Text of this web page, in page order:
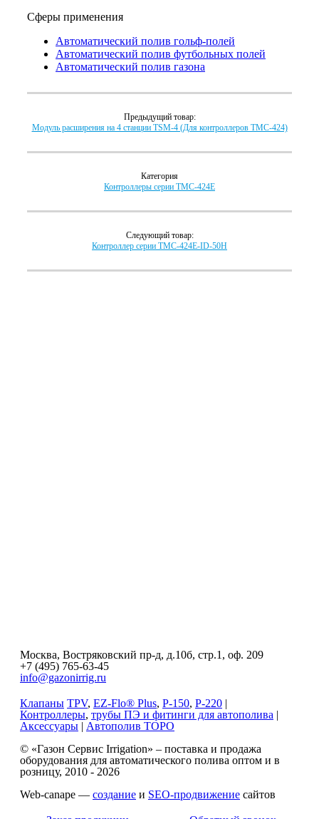
Сферы применения
Автоматический полив гольф-полей
Автоматический полив футбольных полей
Автоматический полив газона
Предыдущий товар:
Модуль расширения на 4 станции TSM-4 (Для контроллеров TMC-424)
Категория
Контроллеры серии TMC-424E
Следующий товар:
Контроллер серии TMC-424E-ID-50H
Москва, Востряковский пр-д, д.10б, стр.1, оф. 209
+7 (495) 765-63-45
info@gazonirrig.ru
Клапаны TPV, EZ-Flo® Plus, P-150, P-220 |
Контроллеры, трубы ПЭ и фитинги для автополива |
Аксессуары | Автополив ТОРО
© «Газон Сервис Irrigation» – поставка и продажа
оборудования для автоматического полива оптом и в
розницу, 2010 - 2026
Web-canape — создание и SEO-продвижение сайтов